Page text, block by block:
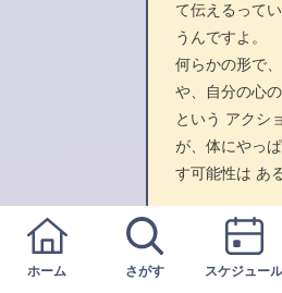
ホーム さがす スケジュール
て伝えるって
うんですよ。
何らかの形で
や、自分の心
という アクシ
が、体にやっ
す可能性は あ